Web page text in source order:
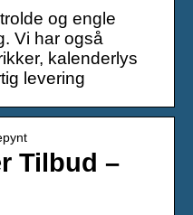
og engle
Vi har også
kalenderlys
levering
Tilbud –